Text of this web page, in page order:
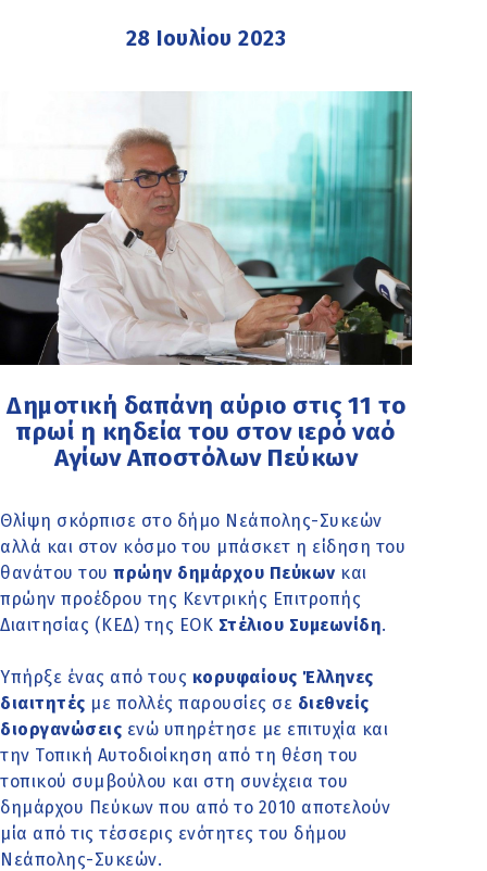
28 Ιουλίου 2023
Δημοτική δαπάνη αύριο στις 11 το
πρωί η κηδεία του στον ιερό ναό
Αγίων Αποστόλων Πεύκων
Θλίψη σκόρπισε στο δήμο Νεάπολης-Συκεών
αλλά και στον κόσμο του μπάσκετ η είδηση του
θανάτου του πρώην δημάρχου Πεύκων και
πρώην προέδρου της Κεντρικής Επιτροπής
Διαιτησίας (ΚΕΔ) της ΕΟΚ Στέλιου Συμεωνίδη.
Υπήρξε ένας από τους κορυφαίους Έλληνες
διαιτητές με πολλές παρουσίες σε διεθνείς
διοργανώσεις ενώ υπηρέτησε με επιτυχία και
την Τοπική Αυτοδιοίκηση από τη θέση του
τοπικού συμβούλου και στη συνέχεια του
δημάρχου Πεύκων που από το 2010 αποτελούν
μία από τις τέσσερις ενότητες του δήμου
Νεάπολης-Συκεών.